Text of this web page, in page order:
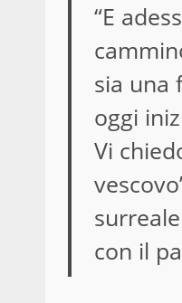
“E
sia una
oggi
Vi
con il